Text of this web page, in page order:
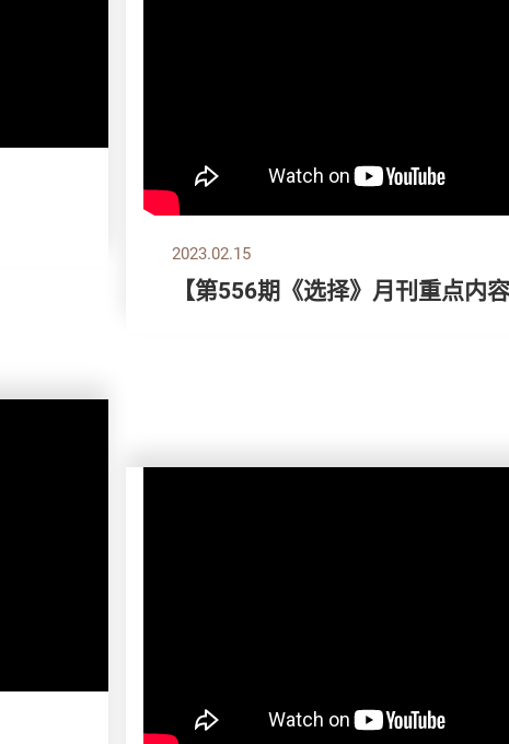
2023.02.15
【第556期《选择》月刊重点内容